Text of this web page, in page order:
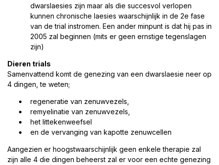
dwarslaesies zijn maar als die succesvol verlopen
kunnen chronische laesies waarschijnlijk in de 2e fase
van de trial instromen. Een ander minpunt is dat hij pas in
2005 zal beginnen (mits er geen ernstige tegenslagen
zijn)
Dieren trials
Samenvattend komt de genezing van een dwarslaesie neer op
4 dingen, te weten;
regeneratie van zenuwvezels,
remyelinatie van zenuwvezels,
het littekenweefsel
en de vervanging van kapotte zenuwcellen
Aangezien er hoogstwaarschijnlijk geen enkele therapie zal
zijn alle 4 die dingen beheerst zal er voor een echte genezing